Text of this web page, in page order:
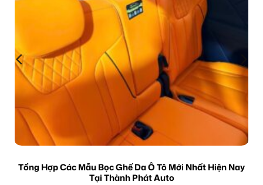
Tổng Hợp Các Mẫu Bọc Ghế Da Ô Tô Mới Nhất Hiện Nay
Tại Thành Phát Auto